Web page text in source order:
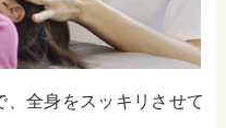
全身をスッキリさせて